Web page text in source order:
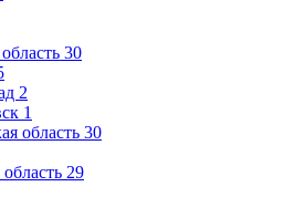
30
2
1
область 30
29